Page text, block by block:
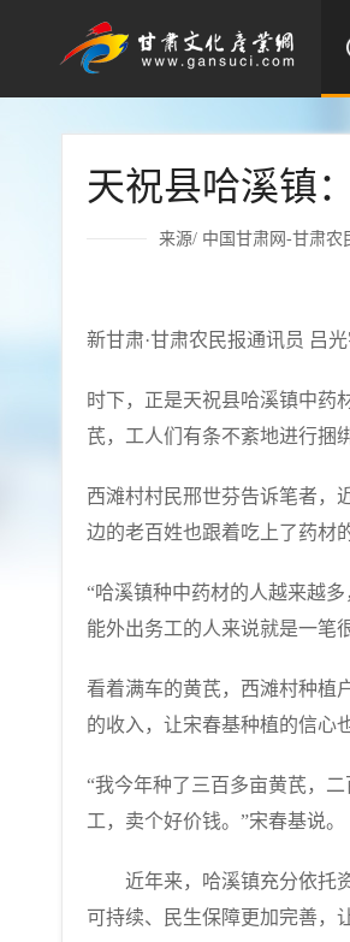
天祝县哈溪镇
来源/ 中国甘肃网-甘肃农
新甘肃·甘肃农民报通讯员 吕
时下，正是天祝县哈溪镇中药
芪，工人们有条不紊地进行捆
西滩村村民邢世芬告诉笔者，
边的老百姓也跟着吃上了药材的
“哈溪镇种中药材的人越来越
能外出务工的人来说就是一笔
看着满车的黄芪，西滩村种植
的收入，让宋春基种植的信心
“我今年种了三百多亩黄芪，
工，卖个好价钱。”宋春基说。
近年来，哈溪镇充分依托资
可持续、民生保障更加完善，